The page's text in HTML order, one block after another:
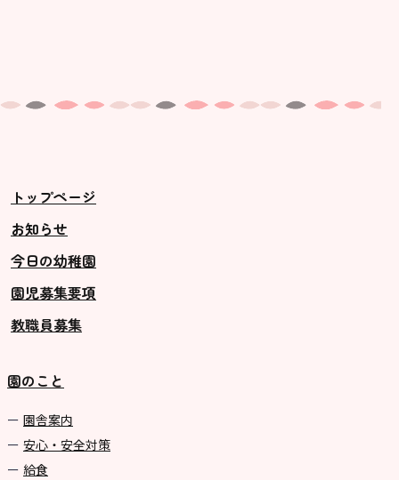
トップページ
お知らせ
今日の幼稚園
園児募集要項
教職員募集
園のこと
園舎案内
安心・安全対策
給食